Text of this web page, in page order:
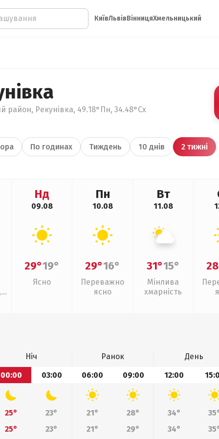
КиївЛьвівВінницяХмельницький
район, Рекунівка, 49.18°Пн, 34.48°Сх
По годинах Тиждень 10 днів 2 тижні
Нд
09.08
29°19°
Ясно
Пн
10.08
29°16°
Переважно
ясно
Вт
11.08
31°15°
Мінлива
хмарність
Ніч Ранок
День
00:00
03:00 06:00 09:00 12:00
25° 23° 21° 28° 34°
25°
23° 21° 29° 34°